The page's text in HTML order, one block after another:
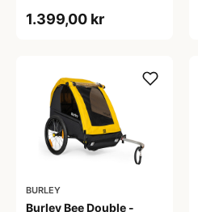
1.399,00 kr
BURLEY
Burley Bee Double -